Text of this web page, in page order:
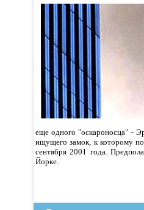
еще одного "оскароносца" -
ищущего замок, к которому
сентября 2001 года.
Йорке.